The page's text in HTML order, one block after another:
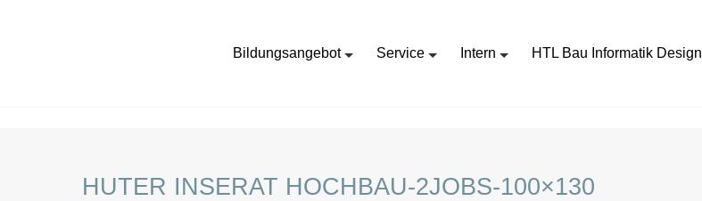
Bildungsangebot Service Intern HTL Bau Informatik Design
HUTER INSERAT HOCHBAU-2JOBS-100×130